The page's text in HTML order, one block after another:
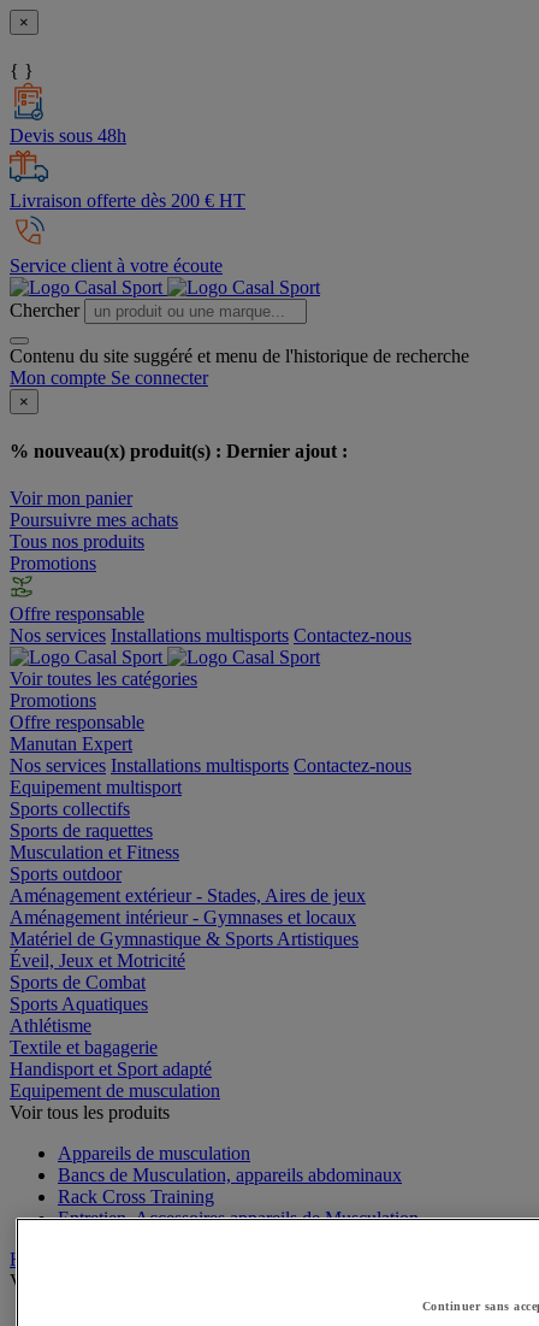
×
{ }
Devis sous 48h
Livraison offerte dès 200 € HT
Service client à votre écoute
Chercher
Contenu du site suggéré et menu de l'historique de recherche
Mon compte Se connecter
×
% nouveau(x) produit(s) : Dernier ajout :
Voir mon panier
Poursuivre mes achats
Tous nos produits
Promotions
Offre responsable
Nos services Installations multisports Contactez-nous
Voir toutes les catégories
Promotions
Offre responsable
Manutan Expert
Nos services Installations multisports Contactez-nous
Equipement multisport
Sports collectifs
Sports de raquettes
Musculation et Fitness
Sports outdoor
Aménagement extérieur - Stades, Aires de jeux
Aménagement intérieur - Gymnases et locaux
Matériel de Gymnastique & Sports Artistiques
Éveil, Jeux et Motricité
Sports de Combat
Sports Aquatiques
Athlétisme
Textile et bagagerie
Handisport et Sport adapté
Equipement de musculation
Voir tous les produits
Appareils de musculation
Bancs de Musculation, appareils abdominaux
Rack Cross Training
Entretien, Accessoires appareils de Musculation
Haltères, Barres, Disques, Poids
Voir tous les produits
Continuer sans